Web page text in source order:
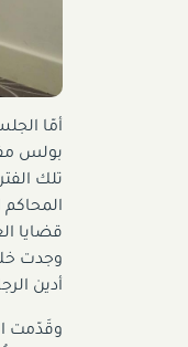
أمّا
بولس
تلك
المحاكم
قضايا
أدين
وقَدّمت